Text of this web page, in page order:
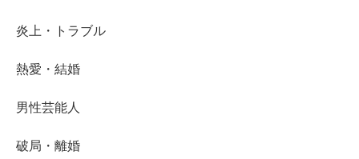
炎上・トラブル
熱愛・結婚
男性芸能人
破局・離婚